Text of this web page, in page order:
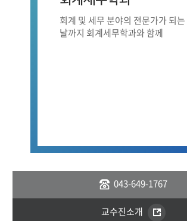
회계 및 세무 분야의 전문가가 되는
날까지 회계세무학과와 함께
043-649-1767
교수진소개